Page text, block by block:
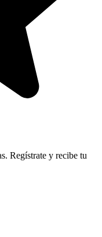
Regístrate y recibe tu